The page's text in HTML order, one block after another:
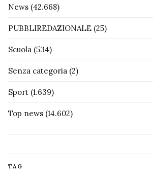
News (42.668)
PUBBLIREDAZIONALE (25)
Scuola (534)
Senza categoria (2)
Sport (1.639)
Top news (14.602)
TAG